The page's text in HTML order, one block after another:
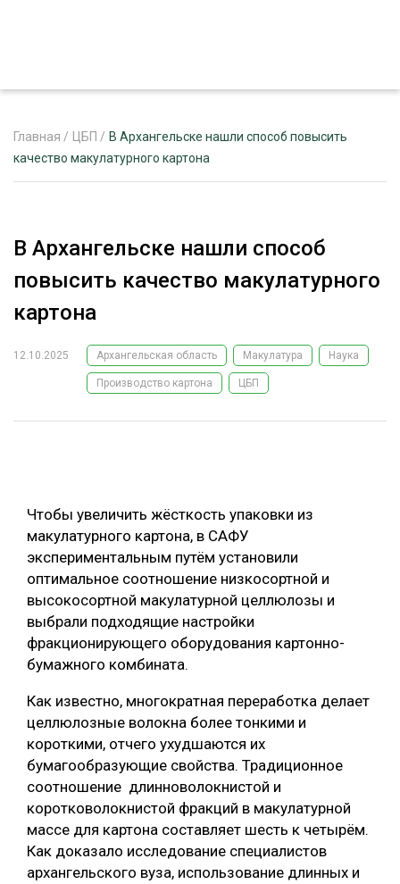
РЕКЛАМОДАТЕЛЯМ
ЛЕСНОЕ ХОЗЯЙСТВО
ЛЕСОЗАГОТОВКА
ОБРАБОТКА ДРЕВЕСИНЫ
ЛЕСОВОССТАНОВЛЕНИЕ И ЗАЩИТА
ЛОГИСТИКА
ПРОИЗВОДСТВО ДРЕВЕСНЫХ ПЛИТ
ЦБП
КОМПЛЕКСНАЯ ПЕРЕРАБОТКА
ЛЕСОПИЛЕНИЕ
ДЕРЕВЯННОЕ ДОМОСТРОЕНИЕ
БЕЗОПАСНОЕ ПРОИЗВОДСТВО
СОРТИРОВКА ДРЕВЕСИНЫ
СУШКА ДРЕВЕСИНЫ
МЕБЕЛЬНОЕ ПРОИЗВОДСТВО
ТЕМАТИЧЕСКИЕ ПРОЕКТЫ
ЭКСПЕРТНОЕ МНЕНИЕ
Главная / ЦБП / В Архангельске нашли способ повысить
качество макулатурного картона
В Архангельске нашли способ
повысить качество макулатурного
картона
12.10.2025 Архангельская область Макулатура Наука
Производство картона ЦБП
Чтобы увеличить жёсткость упаковки из
макулатурного картона, в САФУ
экспериментальным путём установили
оптимальное соотношение низкосортной и
высокосортной макулатурной целлюлозы и
выбрали подходящие настройки
фракционирующего оборудования картонно-
бумажного комбината.
Как известно, многократная переработка делает
целлюлозные волокна более тонкими и
короткими, отчего ухудшаются их
бумагообразующие свойства. Традиционное
соотношение длинноволокнистой и
коротковолокнистой фракций в макулатурной
массе для картона составляет шесть к четырём.
Как доказало исследование специалистов
архангельского вуза, использование длинных и